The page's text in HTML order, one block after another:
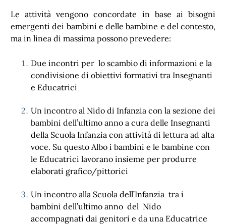
Le attività vengono concordate in base ai bisogni
emergenti dei bambini e delle bambine e del contesto,
ma in linea di massima possono prevedere:
Due incontri per lo scambio di informazioni e la
condivisione di obiettivi formativi tra Insegnanti
e Educatrici
Un incontro al Nido di Infanzia con la sezione dei
bambini dell’ultimo anno a cura delle Insegnanti
della Scuola Infanzia con attività di lettura ad alta
voce. Su questo Albo i bambini e le bambine con
le Educatrici lavorano insieme per produrre
elaborati grafico/pittorici
Un incontro alla Scuola dell’Infanzia tra i
bambini dell’ultimo anno del Nido
accompagnati dai genitori e da una Educatrice